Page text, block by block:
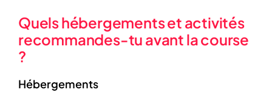
Quels hébergements et activités
recommandes-tu avant la course
?
Hébergements